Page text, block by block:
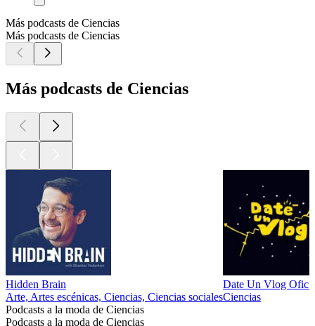
Más podcasts de Ciencias
Más podcasts de Ciencias
Más podcasts de Ciencias
Hidden Brain
Arte, Artes escénicas, Ciencias, Ciencias sociales
Date Un Vlog
Ciencias
Podcasts a la moda de Ciencias
Podcasts a la moda de Ciencias